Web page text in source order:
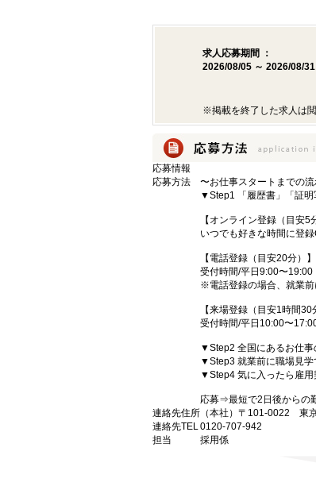
求人応募期間 ：
2026/08/05 ～ 2026/08/31
※掲載を終了した求人は
応募情報
応募方法
〜お仕事スタートまでの
▼Step1 「履歴書」「証明
【オンライン登録（目安5
いつでも好きな時間に登
【電話登録（目安20分）】
受付時間/平日9:00〜19:00
※電話登録の場合、就業
【来場登録（目安1時間30
受付時間/平日10:00〜
▼Step2 全国にあるお仕事
▼Step3 就業前に職場見学
▼Step4 気に入ったら雇用
応募⇒最短で2日後からの
連絡先住所 （本社）〒101-0022 東
連絡先TEL0120-707-942
担当
採用係